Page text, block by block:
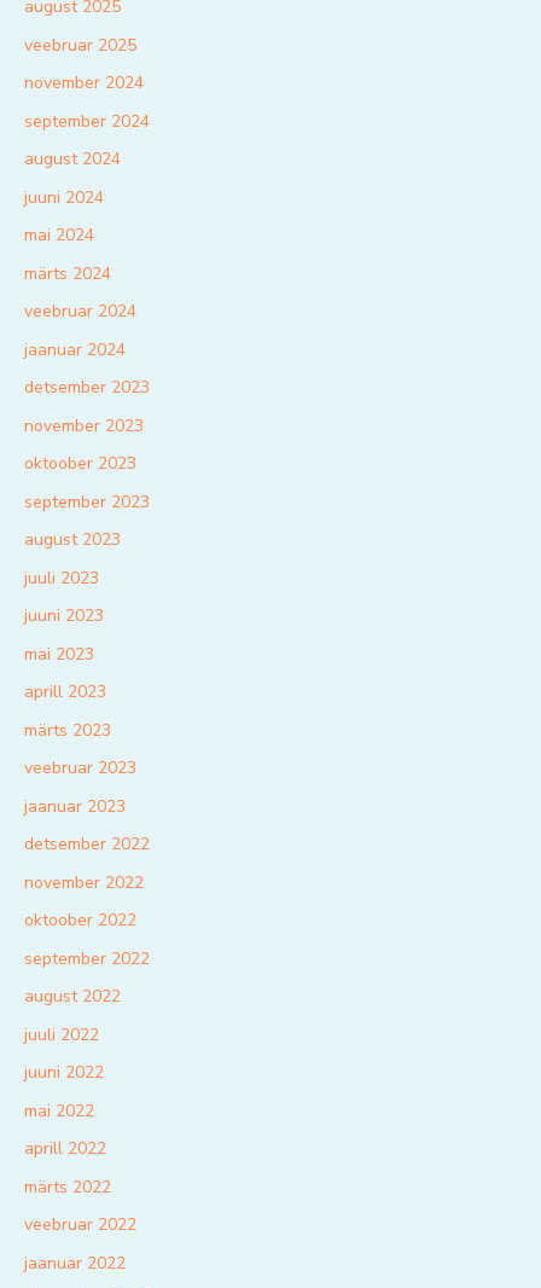
august 2025
veebruar 2025
november 2024
september 2024
august 2024
juuni 2024
mai 2024
märts 2024
veebruar 2024
jaanuar 2024
detsember 2023
november 2023
oktoober 2023
september 2023
august 2023
juuli 2023
juuni 2023
mai 2023
aprill 2023
märts 2023
veebruar 2023
jaanuar 2023
detsember 2022
november 2022
oktoober 2022
september 2022
august 2022
juuli 2022
juuni 2022
mai 2022
aprill 2022
märts 2022
veebruar 2022
jaanuar 2022